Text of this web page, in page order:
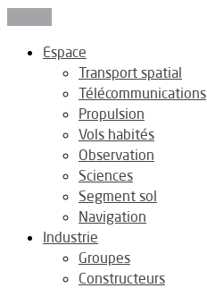
Espace
Transport spatial
Télécommunications
Propulsion
Vols habités
Observation
Sciences
Segment sol
Navigation
Industrie
Groupes
Constructeurs